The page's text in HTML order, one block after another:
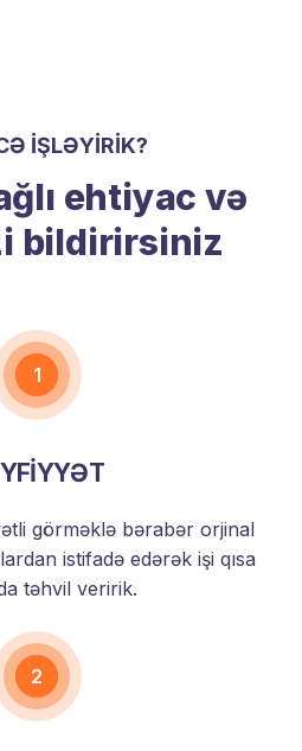
IŞLƏYIRIK?
ehtiyac və
bildirirsiniz
1
görməklə bərabər orjinal
istifadə edərək işi qısa
təhvil veririk.
2